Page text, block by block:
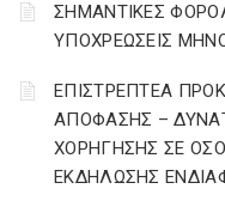
ΣΗΜΑΝΤΙΚΕΣ
ΥΠΟΧΡΕΩΣΕΙΣ
ΕΠΙΣΤΡΕΠΤΕΑ
ΑΠΟΦΑΣΗΣ –
ΧΟΡΗΓΗΣΗΣ ΣΕ
ΕΚΔΗΛΩΣΗΣ